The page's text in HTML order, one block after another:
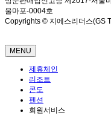
울마포-0004호
Copyrights © 지에스리더스(GS
MENU
제휴체인
리조트
콘도
펜션
회원서비스